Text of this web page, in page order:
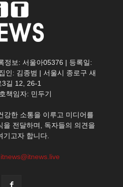
정보: 서울아05376 | 등록일:
인: 김종범 | 서울시 종로구 새
3길 12, 26-1
책임자: 민두기
강한 소통을 이루고 미디어를
을 전달하며, 독자들의 의견을
기고자 합니다.
itnews@itnews.live